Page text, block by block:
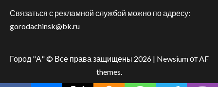
Связаться с рекламной службой можно по адресу:
gorodachinsk@bk.ru
Город "А" © Все права защищены 2026 | Newsiumот AF
themes.